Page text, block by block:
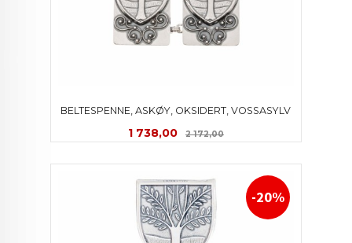
BELTESPENNE, ASKØY, OKSIDERT, VOSSASYLV
Tilbud
1 738,00 2 172,00Rabatt
-20%